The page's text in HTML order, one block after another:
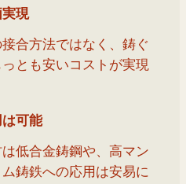
現
合方法ではなく、鋳ぐ
とも安いコストが実現
可能
低合金鋳鋼や、高マン
鋳鉄への応用は安易に